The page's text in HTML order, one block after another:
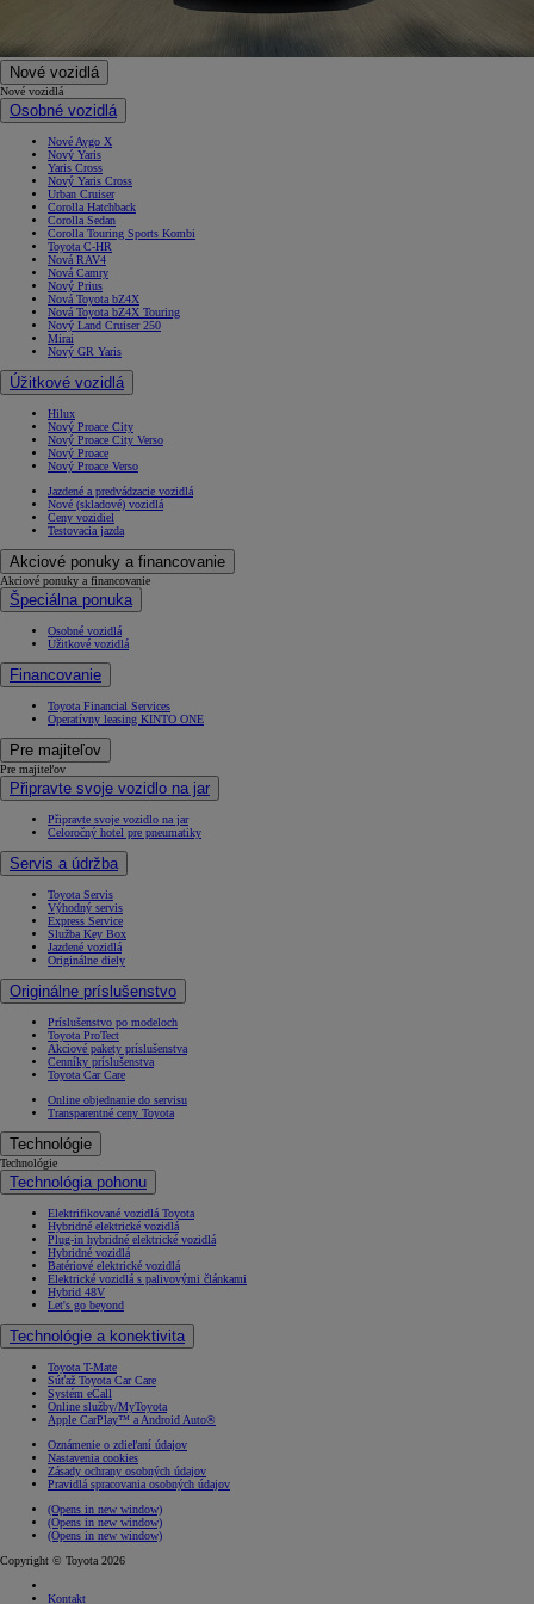
Nové vozidlá
Nové vozidlá
Osobné vozidlá
Nové Aygo X
Nový Yaris
Yaris Cross
Nový Yaris Cross
Urban Cruiser
Corolla Hatchback
Corolla Sedan
Corolla Touring Sports Kombi
Toyota C-HR
Nová RAV4
Nová Camry
Nový Prius
Nová Toyota bZ4X
Nová Toyota bZ4X Touring
Nový Land Cruiser 250
Mirai
Nový GR Yaris
Úžitkové vozidlá
Hilux
Nový Proace City
Nový Proace City Verso
Nový Proace
Nový Proace Verso
Jazdené a predvádzacie vozidlá
Nové (skladové) vozidlá
Ceny vozidiel
Testovacia jazda
Akciové ponuky a financovanie
Akciové ponuky a financovanie
Špeciálna ponuka
Osobné vozidlá
Úžitkové vozidlá
Financovanie
Toyota Financial Services
Operatívny leasing KINTO ONE
Pre majiteľov
Pre majiteľov
Připravte svoje vozidlo na jar
Připravte svoje vozidlo na jar
Celoročný hotel pre pneumatiky
Servis a údržba
Toyota Servis
Výhodný servis
Express Service
Služba Key Box
Jazdené vozidlá
Originálne diely
Originálne príslušenstvo
Príslušenstvo po modeloch
Toyota ProTect
Akciové pakety príslušenstva
Cenníky príslušenstva
Toyota Car Care
Online objednanie do servisu
Transparentné ceny Toyota
Technológie
Technológie
Technológia pohonu
Elektrifikované vozidlá Toyota
Hybridné elektrické vozidlá
Plug-in hybridné elektrické vozidlá
Hybridné vozidlá
Batériové elektrické vozidlá
Elektrické vozidlá s palivovými článkami
Hybrid 48V
Let's go beyond
Technológie a konektivita
Toyota T-Mate
Súťaž Toyota Car Care
Systém eCall
Online služby/MyToyota
Apple CarPlay™ a Android Auto®
Oznámenie o zdieľaní údajov
Nastavenia cookies
Zásady ochrany osobných údajov
Pravidlá spracovania osobných údajov
(Opens in new window)
(Opens in new window)
(Opens in new window)
Copyright © Toyota 2026
Kontakt